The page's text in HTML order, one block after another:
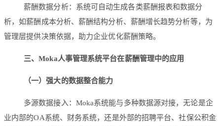
薪酬数据分析：系统可自动生成各类薪酬报表和数据分
析，如薪酬成本分析、薪酬结构分析、薪酬增长趋势分析等，为
管理层提供决策依据，助力企业优化薪酬策略。
三、Moka人事管理系统平台在薪酬管理中的应用
（一）强大的数据整合能力
多源数据接入：Moka系统能与多种数据源对接，无论是企
业内部的OA系统、财务系统，还是外部的招聘平台、社保公积金